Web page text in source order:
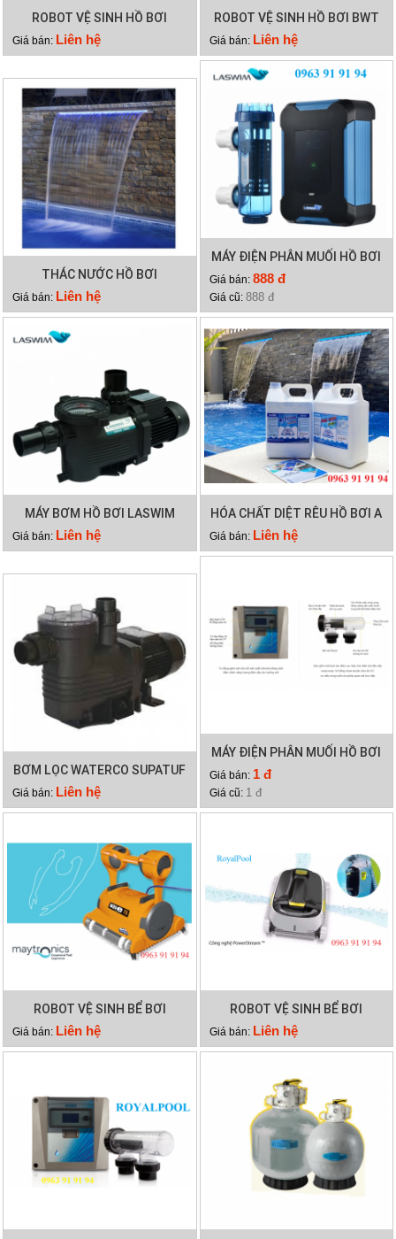
ROBOT VỆ SINH HỒ BƠI
HYDRO 3
Giá bán: Liên hệ
ROBOT VỆ SINH HỒ BƠI BWT
RC60
Giá bán: Liên hệ
THÁC NƯỚC HỒ BƠI
Giá bán: Liên hệ
MÁY ĐIỆN PHÂN MUỐI HỒ BƠI
LASWIM HQ/SQ
Giá bán: 888 đ
Giá cũ: 888 đ
MÁY BƠM HỒ BƠI LASWIM
WL-KP756
Giá bán: Liên hệ
HÓA CHẤT DIỆT RÊU HỒ BƠI A
TRINE
Giá bán: Liên hệ
BƠM LỌC WATERCO SUPATUF
300
Giá bán: Liên hệ
MÁY ĐIỆN PHÂN MUỐI HỒ BƠI
WATERCO HYDROCHLOR
MINERAL 4000
Giá bán: 1 đ
Giá cũ: 1 đ
ROBOT VỆ SINH BỂ BƠI
DOLPHIN WAVE 75
Giá bán: Liên hệ
ROBOT VỆ SINH BỂ BƠI
DOLPHIN X40 PLUS
Giá bán: Liên hệ